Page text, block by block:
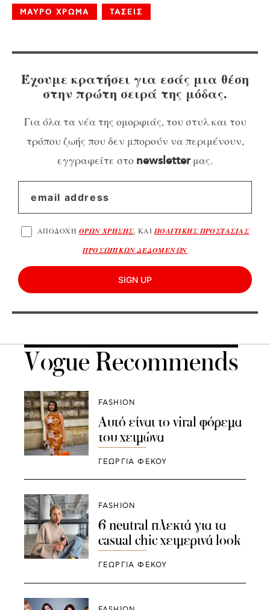
ΜΑΥΡΟ ΧΡΩΜΑ ΤΑΣΕΙΣ
Έχουμε κρατήσει για εσάς μια θέση
στην πρώτη σειρά της μόδας.
Για όλα τα νέα της ομορφιάς, του στυλ και του
τρόπου ζωής που δεν μπορούν να περιμένουν,
εγγραφείτε στο newsletterμας.
ΑΠΟΔΟΧΗ ΟΡΩΝ ΧΡΗΣΗΣ, ΚΑΙ ΠΟΛΙΤΙΚΗΣ ΠΡΟΣΤΑΣΙΑΣ
ΠΡΟΣΩΠΙΚΩΝ ΔΕΔΟΜΕΝΩΝ
SIGN UP
Vogue Recommends
FASHION
Αυτό είναι το viral φόρεμα
του χειμώνα
ΓΕΩΡΓΙΑ ΦΕΚΟΥ
FASHION
6 neutral πλεκτά για τα
casual chic χειμερινά look
ΓΕΩΡΓΙΑ ΦΕΚΟΥ